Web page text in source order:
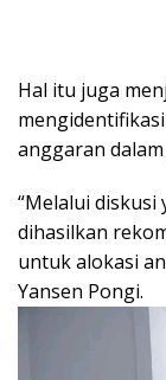
Hal itu juga
anggaran
“Melalui
dihasilkan
untuk alokasi
Yansen Pongi.